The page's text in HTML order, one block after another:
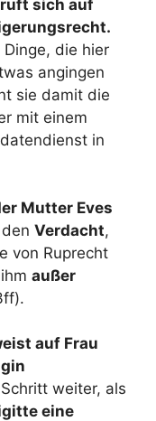
sich auf
die hier
angingen
sie damit die
mit einem
in
Mutter Eves
Verdacht,
von Ruprecht
außer
auf Frau
weiter, als
eine